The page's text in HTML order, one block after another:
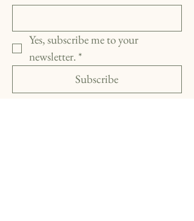
Yes, subscribe me to your
newsletter. *
Subscribe